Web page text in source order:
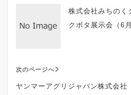
株式会社みちの
クボタ展示会（6
次のページへ
ヤンマーアグリジャパン株式会